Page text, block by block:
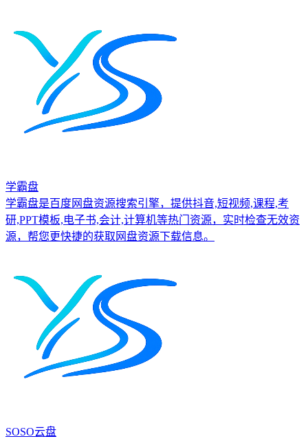
学霸盘
学霸盘是百度网盘资源搜索引擎，提供抖音,短视频,课程,考
研,PPT模板,电子书,会计,计算机等热门资源，实时检查无效资
源，帮您更快捷的获取网盘资源下载信息。
SOSO云盘